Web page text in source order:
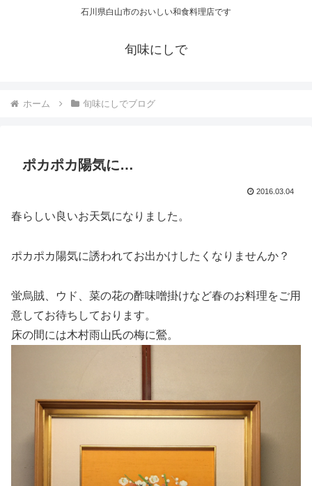
石川県白山市のおいしい和食料理店です
旬味にしで
ホーム 旬味にしでブログ
ポカポカ陽気に…
2016.03.04
春らしい良いお天気になりました。
ポカポカ陽気に誘われてお出かけしたくなりませんか？
蛍烏賊、ウド、菜の花の酢味噌掛けなど春のお料理をご用
意してお待ちしております。
床の間には木村雨山氏の梅に鶯。